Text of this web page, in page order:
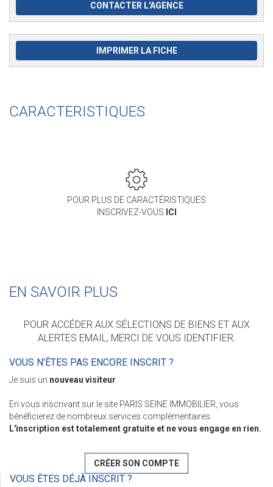
CONTACTER L'AGENCE
IMPRIMER LA FICHE
CARACTERISTIQUES
POUR PLUS DE CARACTÉRISTIQUES
INSCRIVEZ-VOUS ICI
EN SAVOIR PLUS
POUR ACCÉDER AUX SÉLECTIONS DE BIENS ET AUX
ALERTES EMAIL, MERCI DE VOUS IDENTIFIER.
VOUS N'ÊTES PAS ENCORE INSCRIT ?
Je suis un nouveau visiteur
En vous inscrivant sur le site PARIS SEINE IMMOBILIER, vous
bénéficierez de nombreux services complémentaires.
L'inscription est totalement gratuite et ne vous engage en rien.
CRÉER SON COMPTE
VOUS ÊTES DÉJÀ INSCRIT ?